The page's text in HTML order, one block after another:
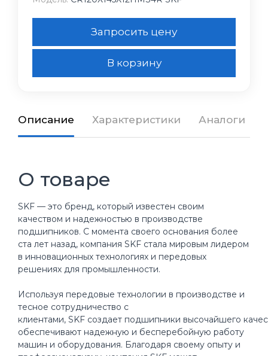
Запросить цену
В корзину
Описание Характеристики Аналоги
О товаре
SKF — это бренд, который известен своим
качеством и надежностью в производстве
подшипников. С момента своего основания более
ста лет назад, компания SKF стала мировым лидером
в инновационных технологиях и передовых
решениях для промышленности.
Используя передовые технологии в производстве и
тесное сотрудничество с
клиентами, SKF создает подшипники высочайшего
обеспечивают надежную и бесперебойную работу
машин и оборудования. Благодаря своему опыту и